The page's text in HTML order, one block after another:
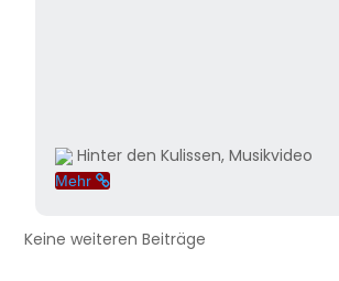
Hinter den Kulissen, Musikvideo
Mehr
Keine weiteren Beiträge